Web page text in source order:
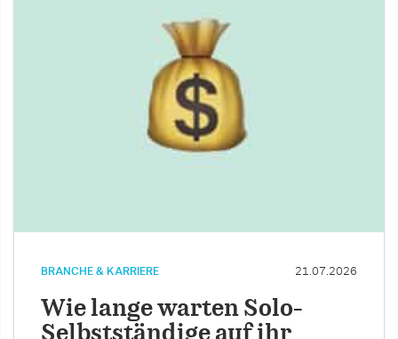
BRANCHE & KARRIERE 21.07.2026
Wie lange warten Solo-
Selbstständige auf ihr